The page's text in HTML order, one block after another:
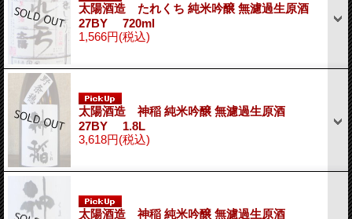
太陽酒造 たれくち 純米吟醸 無濾過生原酒
27BY 720ml
1,566円(税込)
太陽酒造 神稲 純米吟醸 無濾過生原酒
27BY 1.8L
3,618円(税込)
太陽酒造 神稲 純米吟醸 無濾過生原酒